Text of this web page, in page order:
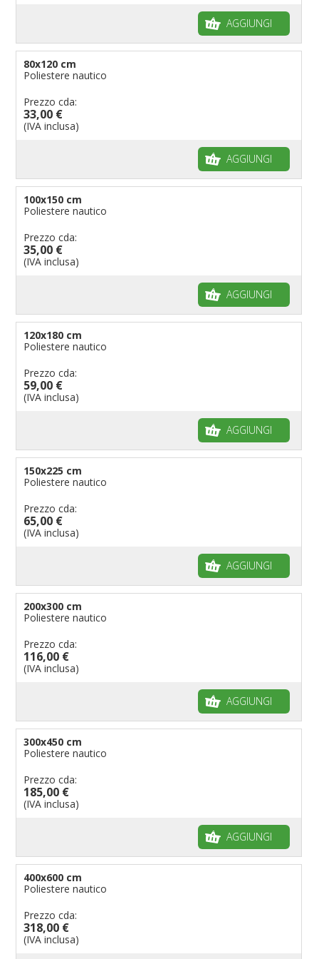
AGGIUNGI
80x120 cm
Poliestere nautico
Prezzo cda:
33,00 €
(IVA inclusa)
AGGIUNGI
100x150 cm
Poliestere nautico
Prezzo cda:
35,00 €
(IVA inclusa)
AGGIUNGI
120x180 cm
Poliestere nautico
Prezzo cda:
59,00 €
(IVA inclusa)
AGGIUNGI
150x225 cm
Poliestere nautico
Prezzo cda:
65,00 €
(IVA inclusa)
AGGIUNGI
200x300 cm
Poliestere nautico
Prezzo cda:
116,00 €
(IVA inclusa)
AGGIUNGI
300x450 cm
Poliestere nautico
Prezzo cda:
185,00 €
(IVA inclusa)
AGGIUNGI
400x600 cm
Poliestere nautico
Prezzo cda:
318,00 €
(IVA inclusa)